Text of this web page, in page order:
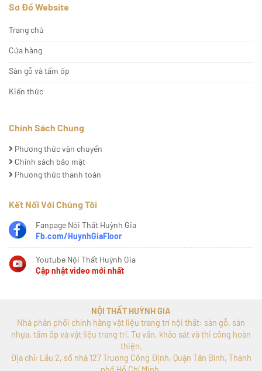
Sơ Đồ Website
Trang chủ
Cửa hàng
Sàn gỗ và tấm ốp
Kiến thức
Chính Sách Chung
Phương thức vận chuyển
Chính sách bảo mật
Phương thức thanh toán
Kết Nối Với Chúng Tôi
Fanpage Nội Thất Huỳnh Gia
Fb.com/HuynhGiaFloor
Youtube Nội Thất Huỳnh Gia
Cập nhật video mới nhất
NỘI THẤT HUỲNH GIA
Nhà phân phối chính hãng vật liệu trang trí nội thất: sàn gỗ, sàn
nhựa, tấm ốp và vật liệu trang trí. Tư vấn, khảo sát và thi công hoàn
thiện.
Địa chỉ: Lầu 2, số nhà 127 Trương Công Định, Quận Tân Bình, Thành